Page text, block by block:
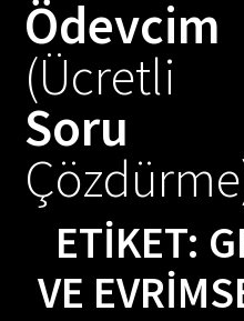
Ödevcim
(Ücretli
Soru
ETIKET:
VE